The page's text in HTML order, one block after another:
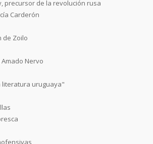
precursor de la revolución rusa
Carderón
de Zoilo
Nervo
literatura uruguaya"